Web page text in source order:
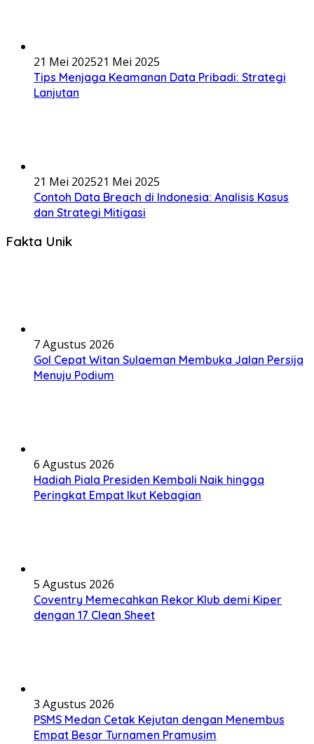
21 Mei 202521 Mei 2025
Tips Menjaga Keamanan Data Pribadi: Strategi
Lanjutan
21 Mei 202521 Mei 2025
Contoh Data Breach di Indonesia: Analisis Kasus
dan Strategi Mitigasi
Fakta Unik
7 Agustus 2026
Gol Cepat Witan Sulaeman Membuka Jalan Persija
Menuju Podium
6 Agustus 2026
Hadiah Piala Presiden Kembali Naik hingga
Peringkat Empat Ikut Kebagian
5 Agustus 2026
Coventry Memecahkan Rekor Klub demi Kiper
dengan 17 Clean Sheet
3 Agustus 2026
PSMS Medan Cetak Kejutan dengan Menembus
Empat Besar Turnamen Pramusim